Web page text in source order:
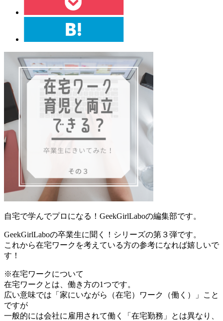
自宅で学んでプロになる！GeekGirlLaboの編集部です。
GeekGirlLaboの卒業生に聞く！シリーズの第３弾です。
これから在宅ワークを考えている方の参考になれば嬉しいで
す！
※在宅ワークについて
在宅ワークとは、働き方の1つです。
広い意味では「家にいながら（在宅）ワーク（働く）」こと
ですが
一般的には会社に雇用されて働く「在宅勤務」とは異なり、